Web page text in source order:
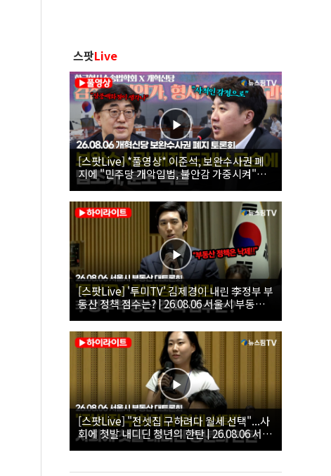
스팟Live
[스팟Live] *풀영상* 이준석, 보완수사권 폐
지에 "민주당 개악입법, 불안감 가중시켜"｜
26.08.06 개혁신당 보완수사권 폐지 토론회
[스팟Live] '투미TV' 김제경이 내린 李정부 부
동산 정책 점수는? | 26.08.06 서울시 부동산
대토론회
[스팟Live] "전셋집 구하려다 월세 선택"...사
회에 첫발 내디딘 청년의 한탄 | 26.08.06 서울
시 부동산 대토론회